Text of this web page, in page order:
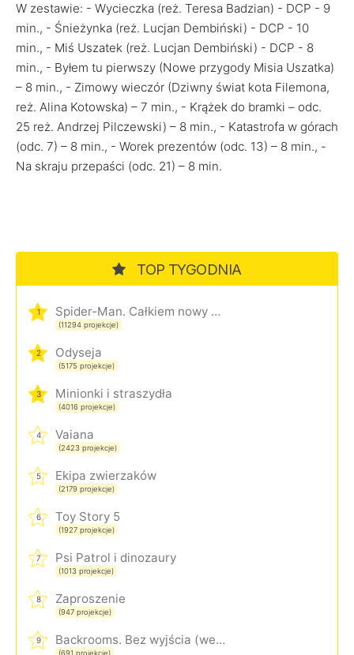
W zestawie: - Wycieczka (reż. Teresa Badzian) - DCP - 9
min., - Śnieżynka (reż. Lucjan Dembiński) - DCP - 10
min., - Miś Uszatek (reż. Lucjan Dembiński) - DCP - 8
min., - Byłem tu pierwszy (Nowe przygody Misia Uszatka)
– 8 min., - Zimowy wieczór (Dziwny świat kota Filemona,
reż. Alina Kotowska) – 7 min., - Krążek do bramki – odc.
25 reż. Andrzej Pilczewski) – 8 min., - Katastrofa w górach
(odc. 7) – 8 min., - Worek prezentów (odc. 13) – 8 min., -
Na skraju przepaści (odc. 21) – 8 min.
TOP TYGODNIA
1 Spider-Man. Całkiem nowy dzień
(11294 projekcje)
2 Odyseja
(5175 projekcje)
3 Minionki i straszydła
(4016 projekcje)
4 Vaiana
(2423 projekcje)
5 Ekipa zwierzaków
(2179 projekcje)
6 Toy Story 5
(1927 projekcje)
7 Psi Patrol i dinozaury
(1013 projekcje)
8 Zaproszenie
(947 projekcje)
9 Backrooms. Bez wyjścia (wersja rozszerzona)
(691 projekcje)